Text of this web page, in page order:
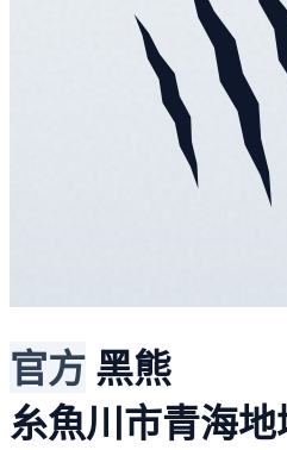
官方 黑熊
糸魚川市青海